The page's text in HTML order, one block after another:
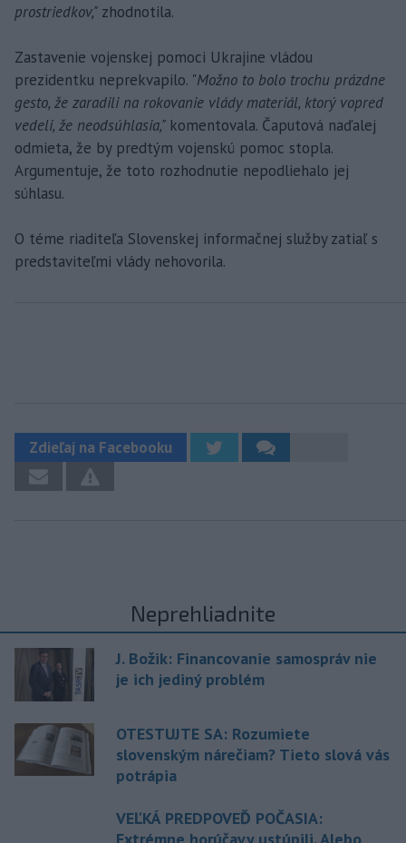
prostriedkov," zhodnotila.
Zastavenie vojenskej pomoci Ukrajine vládou
prezidentku neprekvapilo. "Možno to bolo trochu prázdne
gesto, že zaradili na rokovanie vlády materiál, ktorý vopred
vedeli, že neodsúhlasia," komentovala. Čaputová naďalej
odmieta, že by predtým vojenskú pomoc stopla.
Argumentuje, že toto rozhodnutie nepodliehalo jej
súhlasu.
O téme riaditeľa Slovenskej informačnej služby zatiaľ s
predstaviteľmi vlády nehovorila.
Zdieľaj na Facebooku
Neprehliadnite
J. Božik: Financovanie samospráv nie
je ich jediný problém
OTESTUJTE SA: Rozumiete
slovenským nárečiam? Tieto slová vás
potrápia
VEĽKÁ PREDPOVEĎ POČASIA:
Extrémne horúčavy ustúpili. Alebo